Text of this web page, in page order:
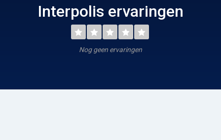
Interpolis ervaringen
Nog geen ervaringen